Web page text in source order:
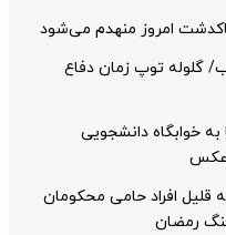
امروز منهدم می‌شود
گلوله توپ زمان دفاع
خوابگاه دانشجویی
عکس
قلیل افراد حامی محکومان